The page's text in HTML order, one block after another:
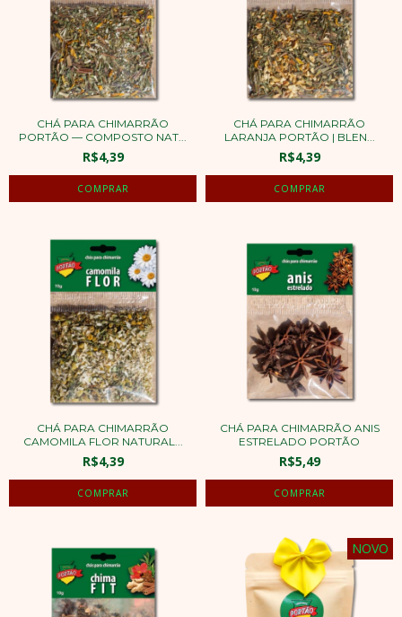
CHÁ PARA CHIMARRÃO
PORTÃO — COMPOSTO NAT...
R$4,39
CHÁ PARA CHIMARRÃO
LARANJA PORTÃO | BLEN...
R$4,39
CHÁ PARA CHIMARRÃO
CAMOMILA FLOR NATURAL...
R$4,39
CHÁ PARA CHIMARRÃO ANIS
ESTRELADO PORTÃO
R$5,49
NOVO